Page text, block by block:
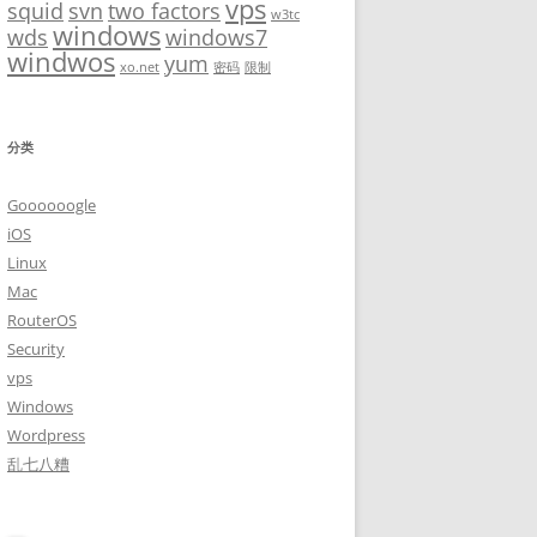
squid svn two factors vps w3tc
wds windowswindows7
windwos xo.net yum 密码 限制
分类
Goooooogle
iOS
Linux
Mac
RouterOS
Security
vps
Windows
Wordpress
乱七八糟